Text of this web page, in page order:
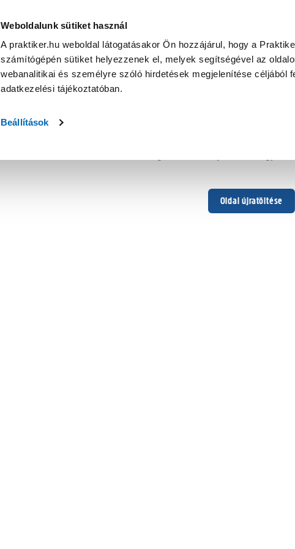
Weboldalunk sütiket használ
A praktiker.hu weboldal látogatásakor Ön hozzájárul, hogy a
számítógépén sütiket helyezzenek el, melyek segítségével az
webanalitikai és személyre szóló hirdetések megjelenítése céljából
adatkezelési tájékoztatóban.
Beállítások
Oldal újratöltése